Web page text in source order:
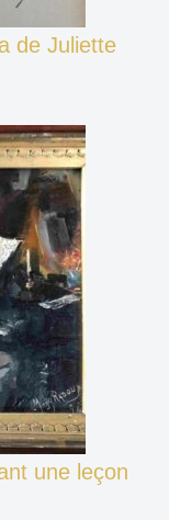
de Juliette
une leçon